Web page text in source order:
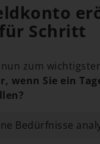
Schritt
zum
wenn Sie ein
Bedürfnisse